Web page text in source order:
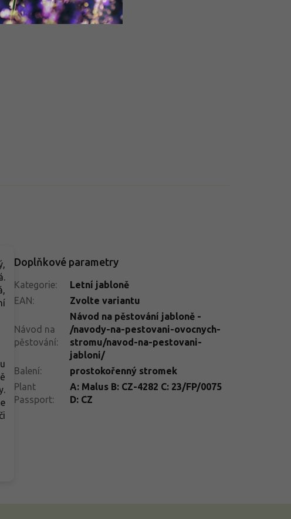
Doplňkové parametry
Kategorie:
Letní jabloně
EAN: Zvolte variantu
Návod na
pěstování:
Návod na pěstování jabloně -
/navody-na-pestovani-ovocnych-
stromu/navod-na-pestovani-
jabloni/
Balení:
prostokořenný stromek
Plant
Passport:
A: Malus B: CZ-4282 C: 23/FP/0075
D: CZ